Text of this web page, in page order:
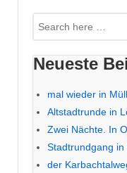
Suche
nach:
Neueste
mal wieder in
Altstadtrunde in
Zwei Nächte. In
Stadtrundgang in
der